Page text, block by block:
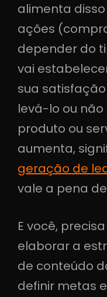
alimenta
ações
depender do
vai
sua
levá-lo ou
produto ou
aumenta,
geração de
vale a pena
E você,
elaborar a
de conteúdo
definir metas